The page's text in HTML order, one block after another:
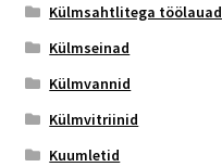
Külmsahtlitega töölauad
Külmseinad
Külmvannid
Külmvitriinid
Kuumletid